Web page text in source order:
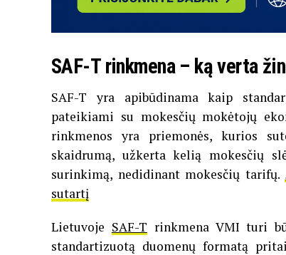
SAF-T rinkmena – ką verta
SAF-T yra apibūdinama kaip
pateikiami su mokesčių mokėtojų
rinkmenos yra priemonės, kurios
skaidrumą, užkerta kelią mokesčių
surinkimą, nedidinant mokesčių tarifų.
sutartį
Lietuvoje SAF-T rinkmena VMI turi
standartizuotą duomenų formatą